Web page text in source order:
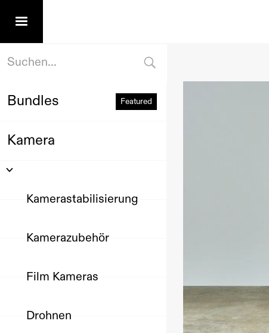
Bundles Featured
Kamera
Kamerastabilisierung
Kamerazubehör
Film Kameras
Drohnen